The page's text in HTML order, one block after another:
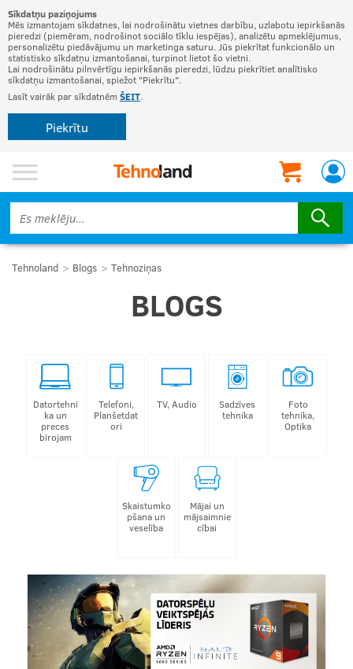
Sīkdatņu paziņojums
Mēs izmantojam sīkdatnes, lai nodrošinātu vietnes darbību, uzlabotu iepirkšanās
pieredzi (piemēram, nodrošinot sociālo tīklu iespējas), analizētu apmeklējumus,
personalizētu piedāvājumu un marketinga saturu. Jūs piekrītat funkcionālo un
statistisko sīkdatņu izmantošanai, turpinot lietot šo vietni.
Lai nodrošinātu pilnvērtīgu iepirkšanās pieredzi, lūdzu piekrītiet analītisko
sīkdatņu izmantošanai, spiežot "Piekrītu".
Lasīt vairāk par sīkdatnēm ŠEIT.
Piekrītu
Tehnoland Blogs Tehnoziņas
BLOGS
Datortehni
ka un
preces
birojam
Telefoni,
Planšetdat
ori
TV, Audio
Sadzīves
tehnika
Foto
tehnika,
Optika
Skaistumko
pšana un
veselība
Mājai un
mājsaimnie
cībai